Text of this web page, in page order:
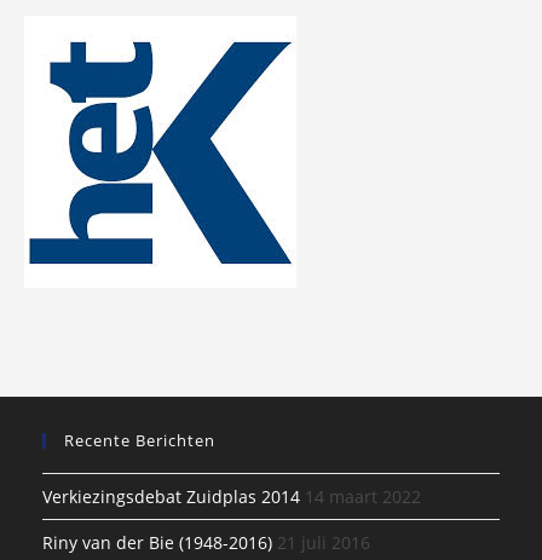
Recente Berichten
Verkiezingsdebat Zuidplas 2014 14 maart 2022
Riny van der Bie (1948-2016) 21 juli 2016